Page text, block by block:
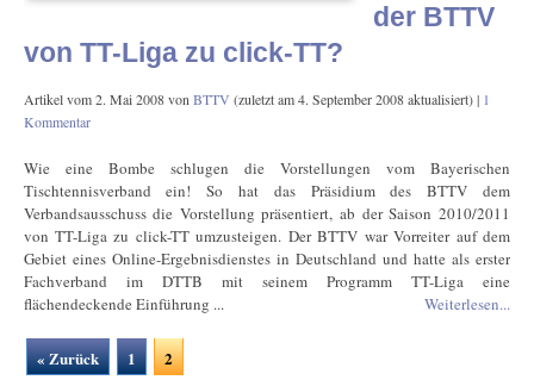
der BTTV
von TT-Liga zu click-TT?
Artikel vom2. Mai 2008vonBTTV (zuletzt am4. September 2008aktualisiert) | 1
Kommentar
Wie eine Bombe schlugen die Vorstellungen vom Bayerischen
Tischtennisverband ein! So hat das Präsidium des BTTV dem
Verbandsausschuss die Vorstellung präsentiert, ab der Saison 2010/2011
von TT-Liga zu click-TT umzusteigen. Der BTTV war Vorreiter auf dem
Gebiet eines Online-Ergebnisdienstes in Deutschland und hatte als erster
Fachverband im DTTB mit seinem Programm TT-Liga eine
flächendeckende Einführung ...
Weiterlesen...
« Zurück 1 2